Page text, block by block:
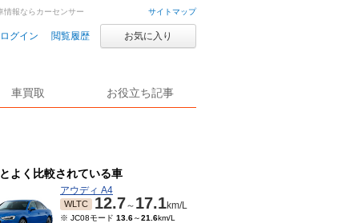
サイトマップ
ログイン 閲覧履歴 お気に入り
車買取 お役立ち記事
報ならカーセンサー
よく比較されている車
アウディ A4
WLTC 12.7～ 17.1km/L
※ JC08モード 13.6～21.6km/L